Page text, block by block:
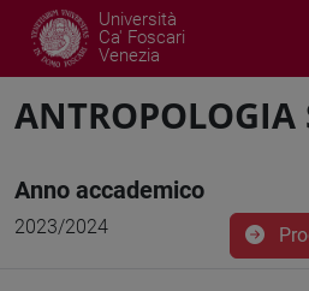
Università
Ca' Foscari
Venezia
ANTROPOLOGIA
Anno accademico
2023/2024